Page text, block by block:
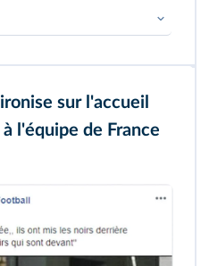
et l'inscrire dans
sur l'accueil
l'équipe de France